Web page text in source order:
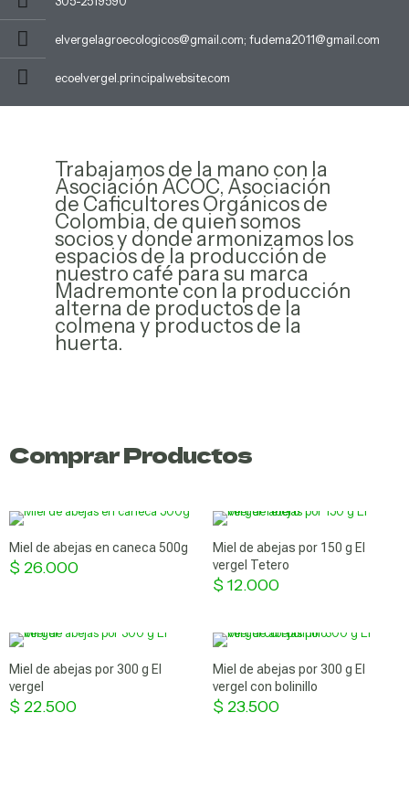
Productos medicinales
Artesanías
elvergelagroecologicos@gmail.com; fudema2011@gmail.com
ecoelvergel.principalwebsite.com
Trabajamos de la mano con la
Asociación ACOC, Asociación
de Caficultores Orgánicos de
Colombia, de quien somos
socios y donde armonizamos los
espacios de la producción de
nuestro café para su marca
Madremonte con la producción
alterna de productos de la
colmena y productos de la
huerta.
Comprar Productos
Miel de abejas en caneca 500g
$ 26.000
Miel de abejas por 150 g El
vergel Tetero
$ 12.000
Miel de abejas por 300 g El
vergel
$ 22.500
Miel de abejas por 300 g El
vergel con bolinillo
$ 23.500